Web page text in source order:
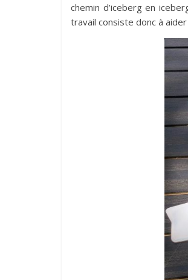
chemin d’iceberg en
travail consiste donc à